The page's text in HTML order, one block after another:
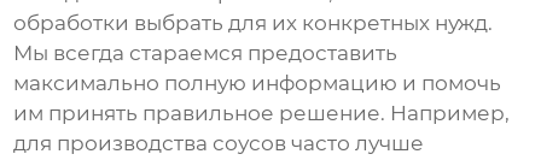
обработки выбрать для их конкретных нужд.
Мы всегда стараемся предоставить
максимально полную информацию и помочь
им принять правильное решение. Например,
для производства соусов часто лучше